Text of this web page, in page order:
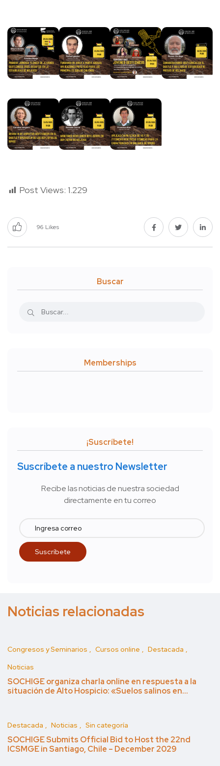
Post Views: 1.229
96 Likes
Buscar
Memberships
¡Suscríbete!
Suscríbete a nuestro Newsletter
Recibe las noticias de nuestra sociedad
directamente en tu correo
Noticias relacionadas
Congresos y Seminarios Cursos online
Destacada
Noticias
SOCHIGE organiza charla online en respuesta a la
situación de Alto Hospicio: «Suelos salinos en…
Destacada Noticias Sin categoría
SOCHIGE Submits Official Bid to Host the 22nd
ICSMGE in Santiago, Chile – December 2029